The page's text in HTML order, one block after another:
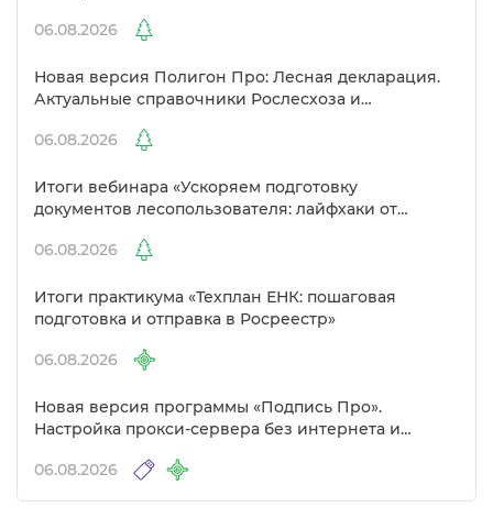
06.08.2026
Новая версия Полигон Про: Лесная декларация.
Актуальные справочники Рослесхоза и
06.08.2026
Итоги вебинара «Ускоряем подготовку
документов лесопользователя: лайфхаки от
06.08.2026
Итоги практикума «Техплан ЕНК: пошаговая
подготовка и отправка в Росреестр»
06.08.2026
Новая версия программы «Подпись Про».
Настройка прокси-сервера без интернета и
06.08.2026